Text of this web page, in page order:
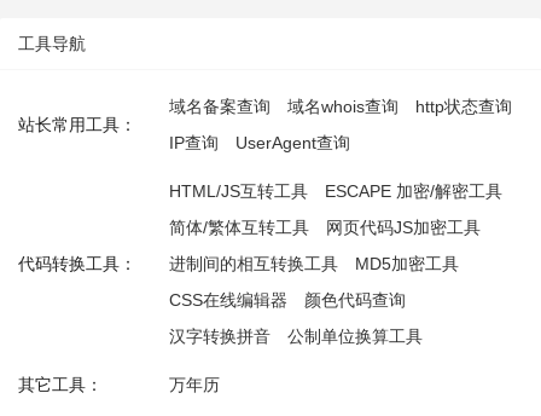
工具导航
站长常用工具：
域名备案查询 域名whois查询
http状态查询
IP查询
UserAgent查询
代码转换工具：
HTML/JS互转工具
ESCAPE 加密/解密工具
简体/繁体互转工具
网页代码JS加密工具
进制间的相互转换工具
MD5加密工具
CSS在线编辑器
颜色代码查询
汉字转换拼音
公制单位换算工具
其它工具： 万年历